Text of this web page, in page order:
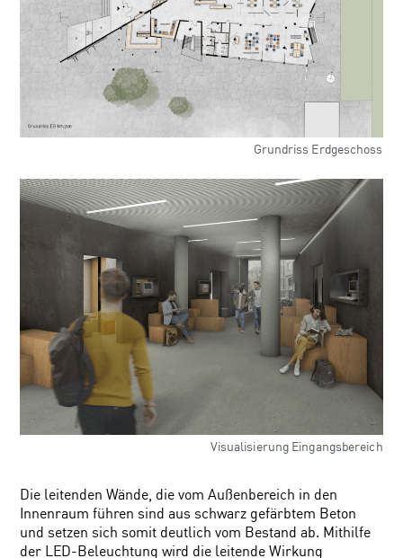
Grundriss Erdgeschoss
Visualisierung Eingangsbereich
Die leitenden Wände, die vom Außenbereich in den
Innenraum führen sind aus schwarz gefärbtem Beton
und setzen sich somit deutlich vom Bestand ab. Mithilfe
der LED-Beleuchtung wird die leitende Wirkung